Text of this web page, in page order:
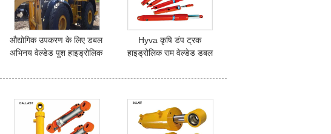
औद्योगिक उपकरण के लिए डबल
अभिनय वेल्डेड पुश हाइड्रोलिक
Hyva कृषि डंप ट्रक
हाइड्रोलिक राम वेल्डेड डबल